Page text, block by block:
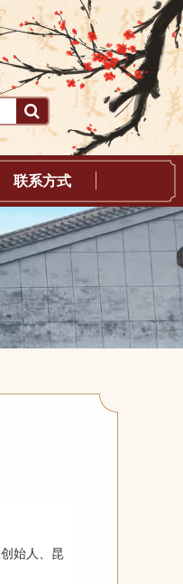
联系方式
始人、昆